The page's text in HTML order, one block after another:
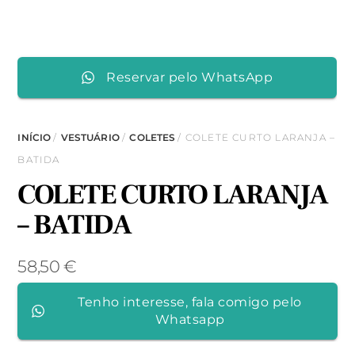
Reservar pelo WhatsApp
INÍCIO/ VESTUÁRIO/COLETES / COLETE CURTO LARANJA –
BATIDA
COLETE CURTO LARANJA
– BATIDA
58,50 €
Tenho interesse, fala comigo pelo
Whatsapp